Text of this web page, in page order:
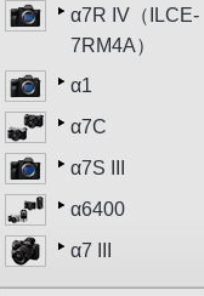
α7R IV（ILCE-
7RM4A）
α1
α7C
α7S III
α6400
α7 III